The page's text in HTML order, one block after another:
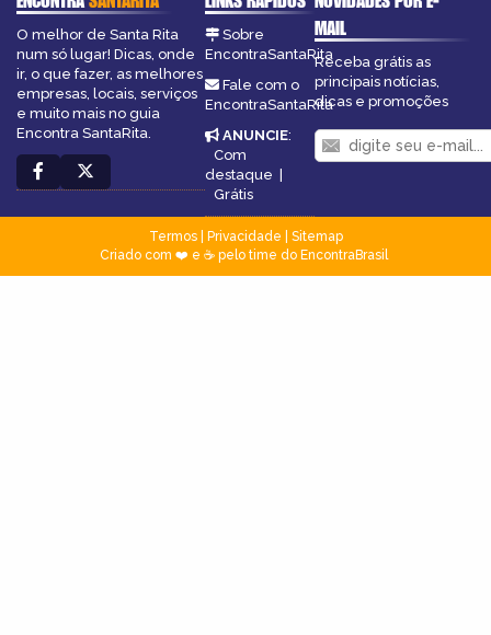
O melhor de Santa Rita
num só lugar! Dicas, onde
ir, o que fazer, as melhores
empresas, locais, serviços
e muito mais no guia
Encontra SantaRita.
Sobre
EncontraSantaRita
Fale com o
EncontraSantaRita
ANUNCIE:
Com
destaque
Grátis
MAIL
Receba grátis as
principais notícias,
dicas e promoções
Termos| Privacidade
Sitemap
Criado com ❤️ e ☕ pelo time do EncontraBrasil